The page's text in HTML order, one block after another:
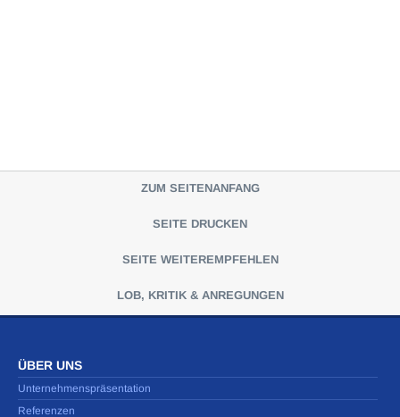
ZUM SEITENANFANG
SEITE DRUCKEN
SEITE WEITEREMPFEHLEN
LOB, KRITIK & ANREGUNGEN
ÜBER UNS
Unternehmenspräsentation
Referenzen